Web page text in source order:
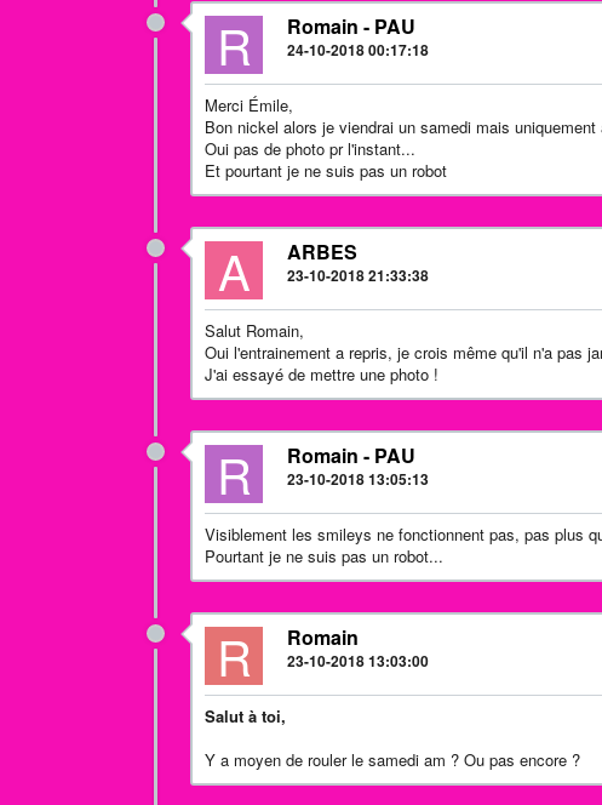
R Romain - PAU
24-10-2018 00:17:18
Merci Émile,
Bon nickel alors je viendrai un samedi mais
Oui pas de photo pr l'instant...
Et pourtant je ne suis pas un robot
A ARBES
23-10-2018 21:33:38
Salut Romain,
Oui l'entrainement a repris, je crois même qu'il n'a pas
J'ai essayé de mettre une photo !
R Romain - PAU
23-10-2018 13:05:13
Visiblement les smileys ne fonctionnent pas, pas plus
Pourtant je ne suis pas un robot...
R Romain
23-10-2018 13:03:00
Salut à toi,
Y a moyen de rouler le samedi am ? Ou pas encore ?